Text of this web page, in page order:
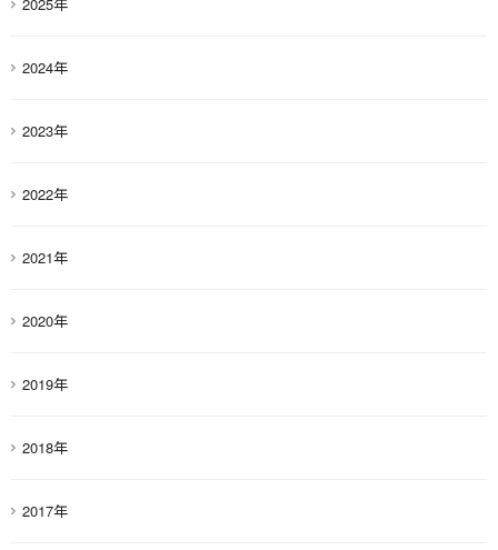
2024年
2023年
2022年
2021年
2020年
2019年
2018年
2017年